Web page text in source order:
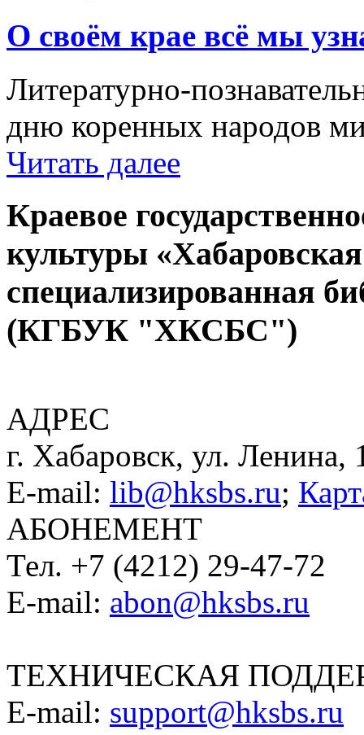
О своём крае всё мы
Литературно-
дню коренных народов
Читать далее
Краевое
культуры
специализированная
(КГБУК "ХКСБС")
АДРЕС
г. Хабаровск, ул. Ленина,
E-mail: lib@hksbs.ru;
АБОНЕМЕНТ
Тел. +7 (4212) 29-47-72
E-mail: abon@hksbs.ru
ТЕХНИЧЕСКАЯ
E-mail: support@hksbs.ru